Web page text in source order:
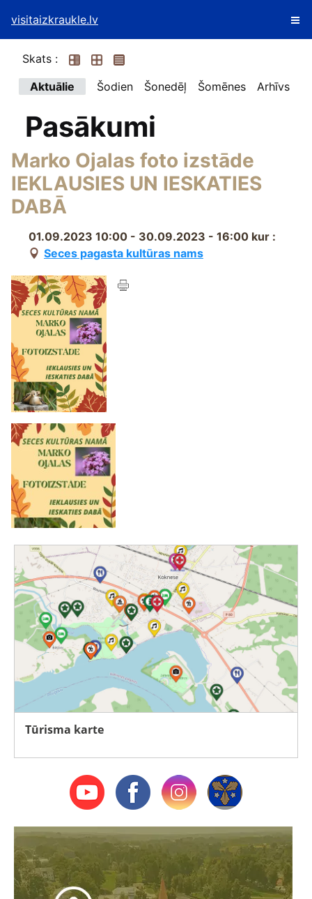
visitaizkraukle.lv
Skats :
Aktuālie
Šodien Šonedēļ Šomēnes Arhīvs
Pasākumi
Marko Ojalas foto izstāde
IEKLAUSIES UN IESKATIES
DABĀ
01.09.2023 10:00 - 30.09.2023 - 16:00 kur :
Seces pagasta kultūras nams
Tūrisma karte